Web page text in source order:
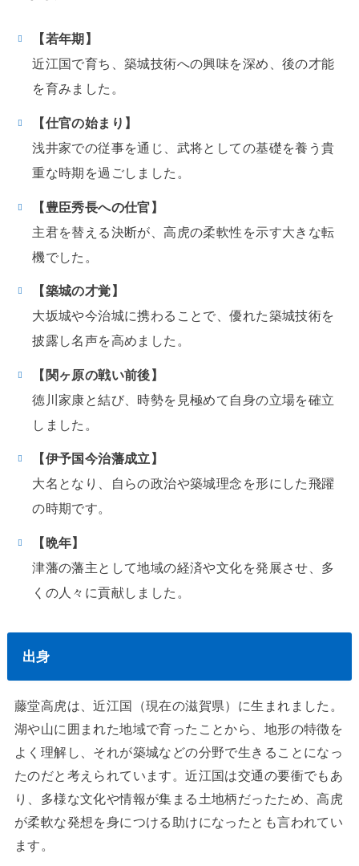
【若年期】
近江国で育ち、築城技術への興味を深め、後の才能
を育みました。
【仕官の始まり】
浅井家での従事を通じ、武将としての基礎を養う貴
重な時期を過ごしました。
【豊臣秀長への仕官】
主君を替える決断が、高虎の柔軟性を示す大きな転
機でした。
【築城の才覚】
大坂城や今治城に携わることで、優れた築城技術を
披露し名声を高めました。
【関ヶ原の戦い前後】
徳川家康と結び、時勢を見極めて自身の立場を確立
しました。
【伊予国今治藩成立】
大名となり、自らの政治や築城理念を形にした飛躍
の時期です。
【晩年】
津藩の藩主として地域の経済や文化を発展させ、多
くの人々に貢献しました。
出身
藤堂高虎は、近江国（現在の滋賀県）に生まれました。
湖や山に囲まれた地域で育ったことから、地形の特徴を
よく理解し、それが築城などの分野で生きることになっ
たのだと考えられています。近江国は交通の要衝でもあ
り、多様な文化や情報が集まる土地柄だったため、高虎
が柔軟な発想を身につける助けになったとも言われてい
ます。